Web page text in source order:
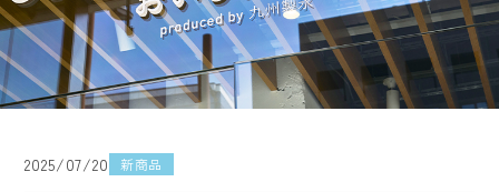
2025/07/20 新商品